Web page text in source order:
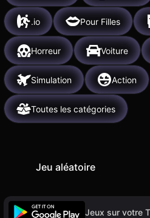
.io Pour Filles
Horreur Voiture
Simulation Action
Toutes les catégories
Jeu aléatoire
Jeux sur votre